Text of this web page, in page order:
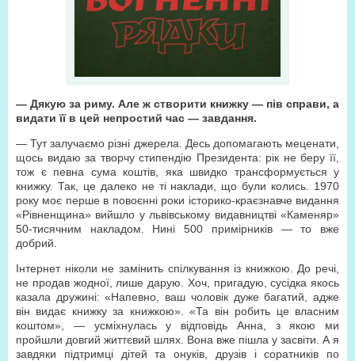
— Дякую за риму. Але ж створити книжку — пів справи, а
видати її в цей непростий час — завдання.
— Тут залучаємо різні джерела. Десь допомагають меценати,
щось видаю за творчу стипендію Президента: рік не беру її,
тож є певна сума коштів, яка швидко трансформується у
книжку. Так, це далеко не ті наклади, що були колись. 1970
року моє перше в повоєнні роки історико-краєзнавче видання
«Рівненщина» вийшло у львівському видавництві «Каменяр»
50-тисячним накладом. Нині 500 примірників — то вже
добрий.
Інтернет ніколи не замінить спілкування із книжкою. До речі,
не продав жодної, лише дарую. Хоч, пригадую, сусідка якось
казала дружині: «Напевно, ваш чоловік дуже багатий, адже
він видає книжку за книжкою». «Та він робить це власним
коштом», — усміхнулась у відповідь Анна, з якою ми
пройшли довгий життєвий шлях. Вона вже пішла у засвіти. А я
завдяки підтримці дітей та онуків, друзів і соратників по